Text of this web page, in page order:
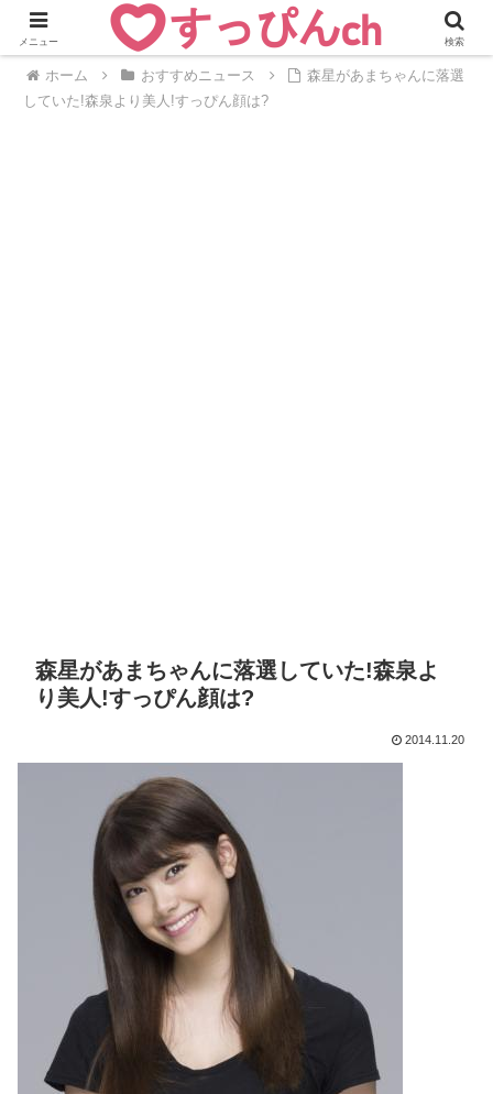
ホーム おすすめニュース
森星があまちゃんに落選
していた!森泉より美人!すっぴん顔は?
森星があまちゃんに落選していた!森泉よ
り美人!すっぴん顔は?
2014.11.20
メニュー 検索